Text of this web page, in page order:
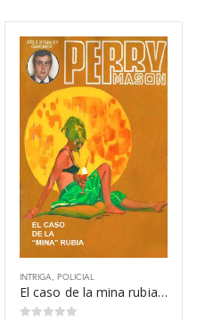
INTRIGA, POLICIAL
El caso de la mina rubia – Erle Stanley Gardner